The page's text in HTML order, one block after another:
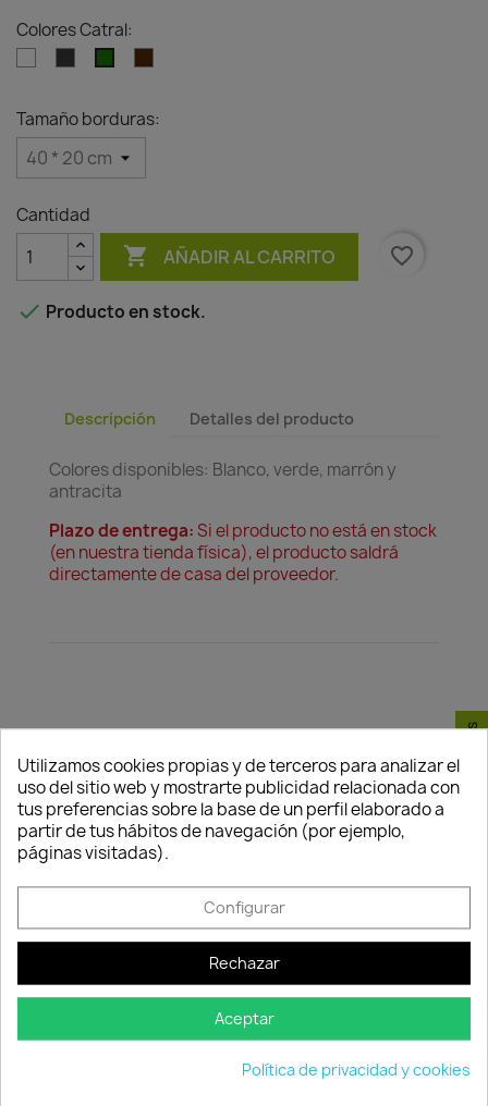
Colores Catral:
Tamaño borduras:
Cantidad
 AÑADIR AL CARRITO favorite_border
 Producto en stock.
Descripción Detalles del producto
Colores disponibles: Blanco, verde, marrón y
antracita
Plazo de entrega:Si el producto no está en stock
(en nuestra tienda física), el producto saldrá
directamente de casa del proveedor.
seguridad
Nuestros pagos
son 100% seguros.
entrega
Envío peninsular,
Islas Baleares y
Portugal.
devolución
Tienes 24 horas
para hacer la
reclamación,
paquete
Compartir
TAMBIÉN PODRÍA INTERESARLE
Utilizamos cookies propias y de terceros para analizar el
uso del sitio web y mostrarte publicidad relacionada con
tus preferencias sobre la base de un perfil elaborado a
partir de tus hábitos de navegación (por ejemplo,
páginas visitadas).
Configurar
Rechazar
Aceptar
Política de privacidad y cookies